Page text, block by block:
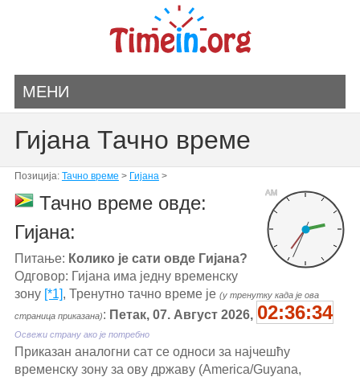
МЕНИ
Гијана Тачно време
Позиција: Тачно време > Гијана>
AM
Тачно време овде:
Гијана:
Питање: Колико је сати овде Гијана?
Одговор: Гијана има једну временску
зону [*1], Тренутно тачно време је (у тренутку када је ова
страница приказана): Петак, 07. Август 2026, 02:36:34
Освежи страну ако је потребно
Приказан аналогни сат се односи за најчешћу
временску зону за ову државу (America/Guyana,